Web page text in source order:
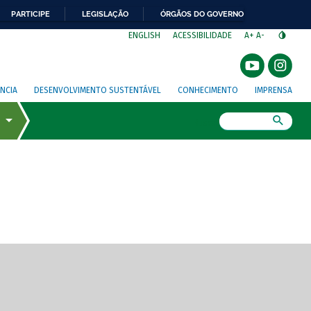
PARTICIPE LEGISLAÇÃO ÓRGÃOS DO GOVERNO
ENGLISH ACESSIBILIDADE A+ A-
DESENVOLVIMENTO SUSTENTÁVEL CONHECIMENTO IMPRENSA
de tela